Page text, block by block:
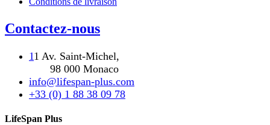
Contactez-nous
11 Av. Saint-Michel,
98 000 Monaco
info@lifespan-plus.com
+33 (0) 1 88 38 09 78
LifeSpan Plus